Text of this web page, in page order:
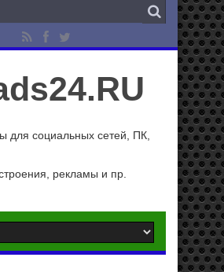
для социальных сетей, ПК,
рекламы и пр.